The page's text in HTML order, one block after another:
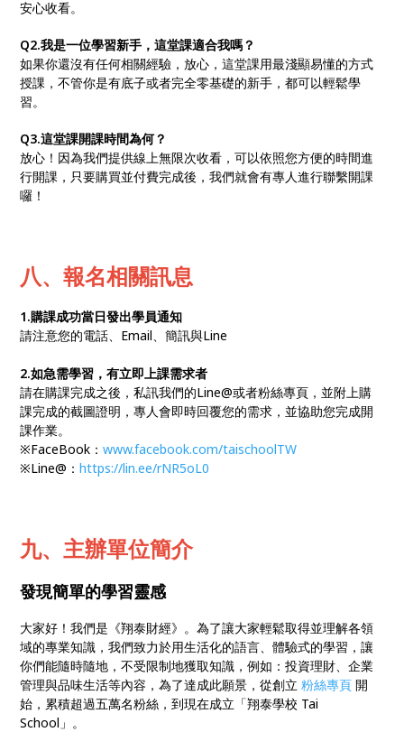
安心收看。
Q2.我是一位學習新手，這堂課適合我嗎？
如果你還沒有任何相關經驗，放心，這堂課用最淺顯易懂的方式
授課，不管你是有底子或者完全零基礎的新手，都可以輕鬆學
習。
Q3.這堂課開課時間為何？
放心！因為我們提供線上無限次收看，可以依照您方便的時間進
行開課，只要購買並付費完成後，我們就會有專人進行聯繫開課
囉！
八、報名相關訊息
1.購課成功當日發出學員通知
請注意您的電話、Email、簡訊與Line
2.如急需學習，有立即上課需求者
請在購課完成之後，私訊我們的Line@或者粉絲專頁，並附上購
課完成的截圖證明，專人會即時回覆您的需求，並協助您完成開
課作業。
※FaceBook：www.facebook.com/taischoolTW
※Line@：https://lin.ee/rNR5oL0
九、主辦單位簡介
發現簡單的學習靈感
大家好！我們是《翔泰財經》。為了讓大家輕鬆取得並理解各領
域的專業知識，我們致力於用生活化的語言、體驗式的學習，讓
你們能隨時隨地，不受限制地獲取知識，例如：投資理財、企業
管理與品味生活等內容，為了達成此願景，從創立粉絲專頁 開
始，累積超過五萬名粉絲，到現在成立「翔泰學校 Tai
School」。